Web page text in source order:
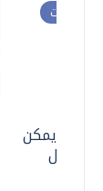
وحوارات
.. هل يمكن
نتعامل